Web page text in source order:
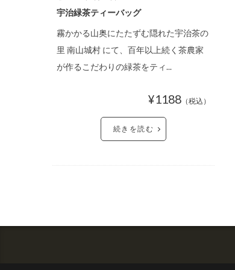
宇治緑茶ティーバッグ
霧かかる山奥にたたずむ隠れた宇治茶の
里 南山城村 にて、百年以上続く茶農家
が作るこだわりの緑茶をティ...
¥1188 （税込）
続きを読む